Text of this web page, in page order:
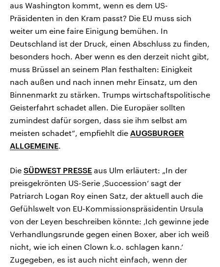
aus Washington kommt, wenn es dem US-
Präsidenten in den Kram passt? Die EU muss sich
weiter um eine faire Einigung bemühen. In
Deutschland ist der Druck, einen Abschluss zu finden,
besonders hoch. Aber wenn es den derzeit nicht gibt,
muss Brüssel an seinem Plan festhalten: Einigkeit
nach außen und nach innen mehr Einsatz, um den
Binnenmarkt zu stärken. Trumps wirtschaftspolitische
Geisterfahrt schadet allen. Die Europäer sollten
zumindest dafür sorgen, dass sie ihm selbst am
meisten schadet“, empfiehlt die AUGSBURGER
ALLGEMEINE.
Die SÜDWEST PRESSE aus Ulm erläutert: „In der
preisgekrönten US-Serie ‚Succession‘ sagt der
Patriarch Logan Roy einen Satz, der aktuell auch die
Gefühlswelt von EU-Kommissionspräsidentin Ursula
von der Leyen beschreiben könnte: ‚Ich gewinne jede
Verhandlungsrunde gegen einen Boxer, aber ich weiß
nicht, wie ich einen Clown k.o. schlagen kann.‘
Zugegeben, es ist auch nicht einfach, wenn der